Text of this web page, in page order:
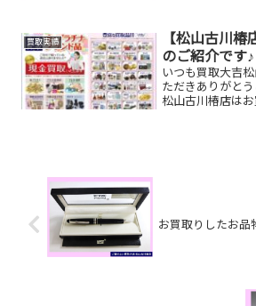
ックレス ト
布 図書カード
買取実績
【松山古川椿
のご紹介です♪
いつも買取大吉
ただきありがと
松山古川椿店は
お買取りしたお品